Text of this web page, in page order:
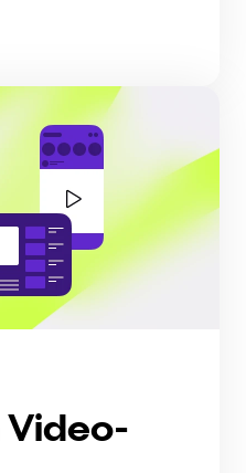
Video-